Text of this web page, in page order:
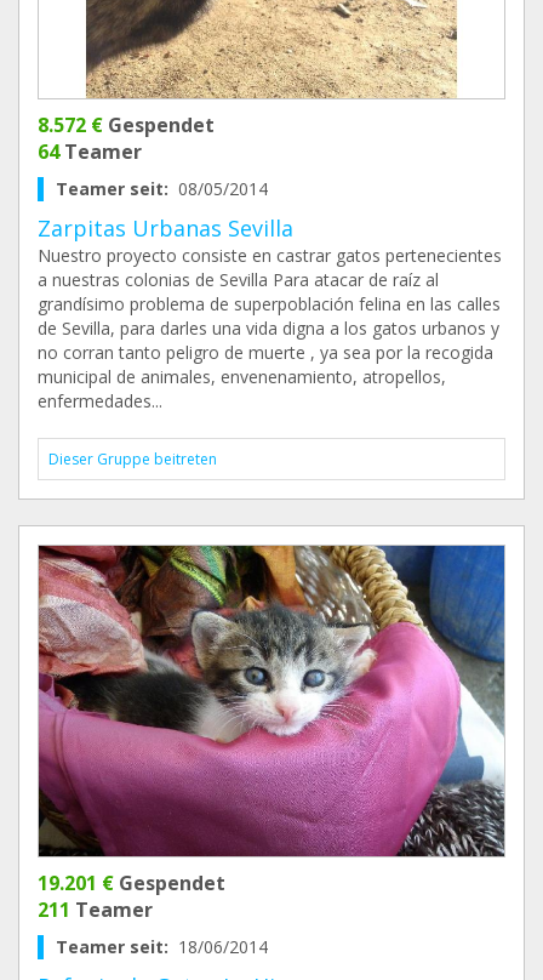
8.572 € Gespendet
64Teamer
Teamer seit: 08/05/2014
Zarpitas Urbanas Sevilla
Nuestro proyecto consiste en castrar gatos pertenecientes
a nuestras colonias de Sevilla Para atacar de raíz al
grandísimo problema de superpoblación felina en las calles
de Sevilla, para darles una vida digna a los gatos urbanos y
no corran tanto peligro de muerte , ya sea por la recogida
municipal de animales, envenenamiento, atropellos,
enfermedades...
Dieser Gruppe beitreten
19.201 € Gespendet
211 Teamer
Teamer seit: 18/06/2014